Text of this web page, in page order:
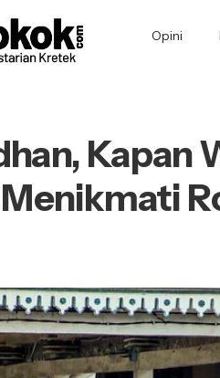
Opini
Kapan